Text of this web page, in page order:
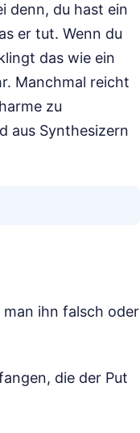
denn, du hast ein
er tut. Wenn du
das wie ein
Manchmal reicht
zu
aus Synthesizern
man ihn falsch oder
die der Put